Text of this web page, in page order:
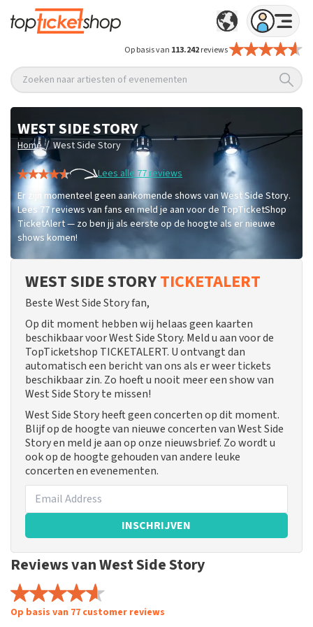
Op basis van 113.242reviews
Zoeken naar artiesten of evenementen
WEST SIDE STORY
Home / West Side Story
Lees alle 77 reviews
Er zijn momenteel geen aankomende shows van West Side Story.
Lees 77 reviews van fans en meld je aan voor de TopTicketShop
TicketAlert — zo ben jij als eerste op de hoogte als er nieuwe
shows komen!
WEST SIDE STORYTICKETALERT
Beste West Side Story fan,
Op dit moment hebben wij helaas geen kaarten
beschikbaar voor West Side Story. Meld u aan voor de
TopTicketshop TICKETALERT. U ontvangt dan
automatisch een bericht van ons als er weer tickets
beschikbaar zin. Zo hoeft u nooit meer een show van
West Side Story te missen!
West Side Story heeft geen concerten op dit moment.
Blijf op de hoogte van nieuwe concerten van West Side
Story en meld je aan op onze nieuwsbrief. Zo wordt u
ook op de hoogte gehouden van andere leuke
concerten en evenementen.
INSCHRIJVEN
Reviews van West Side Story
Op basis van 77 customer reviews